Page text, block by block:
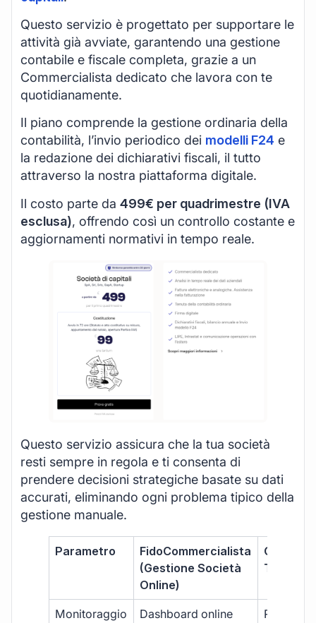
Questo servizio è progettato per supportare le
attività già avviate, garantendo una gestione
contabile e fiscale completa, grazie a un
Commercialista dedicato che lavora con te
quotidianamente.
Il piano comprende la gestione ordinaria della
contabilità, l’invio periodico dei modelli F24 e
la redazione dei dichiarativi fiscali, il tutto
attraverso la nostra piattaforma digitale.
Il costo parte da 499€ per quadrimestre (IVA
esclusa), offrendo così un controllo costante e
aggiornamenti normativi in tempo reale.
Questo servizio assicura che la tua società
resti sempre in regola e ti consenta di
prendere decisioni strategiche basate su dati
accurati, eliminando ogni problema tipico della
gestione manuale.
Parametro
FidoCommercialista
(Gestione Società
Online)
Monitoraggio
Dashboard online
Report